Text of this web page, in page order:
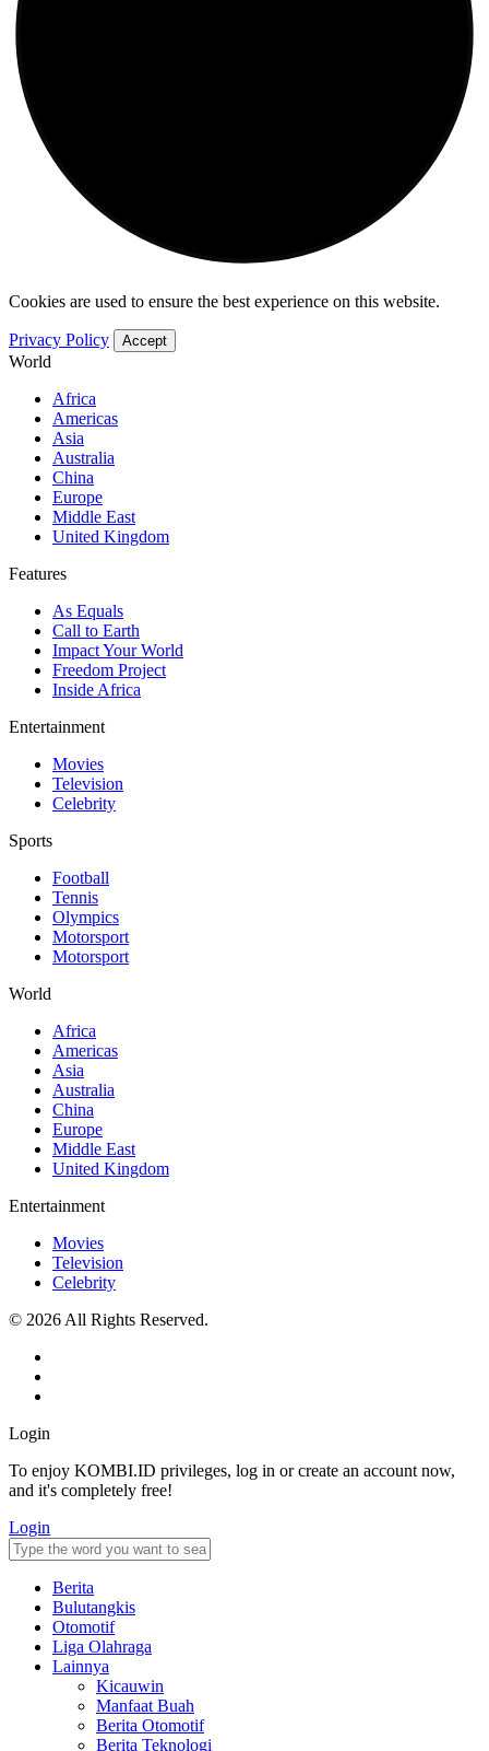
Cookies are used to ensure the best experience on this website.
Privacy Policy Accept
World
Africa
Americas
Asia
Australia
China
Europe
Middle East
United Kingdom
Features
As Equals
Call to Earth
Impact Your World
Freedom Project
Inside Africa
Entertainment
Movies
Television
Celebrity
Sports
Football
Tennis
Olympics
Motorsport
Motorsport
World
Africa
Americas
Asia
Australia
China
Europe
Middle East
United Kingdom
Entertainment
Movies
Television
Celebrity
© 2026 All Rights Reserved.
Login
To enjoy KOMBI.ID privileges, log in or create an account now,
and it's completely free!
Login
Berita
Bulutangkis
Otomotif
Liga Olahraga
Lainnya
Kicauwin
Manfaat Buah
Berita Otomotif
Berita Teknologi